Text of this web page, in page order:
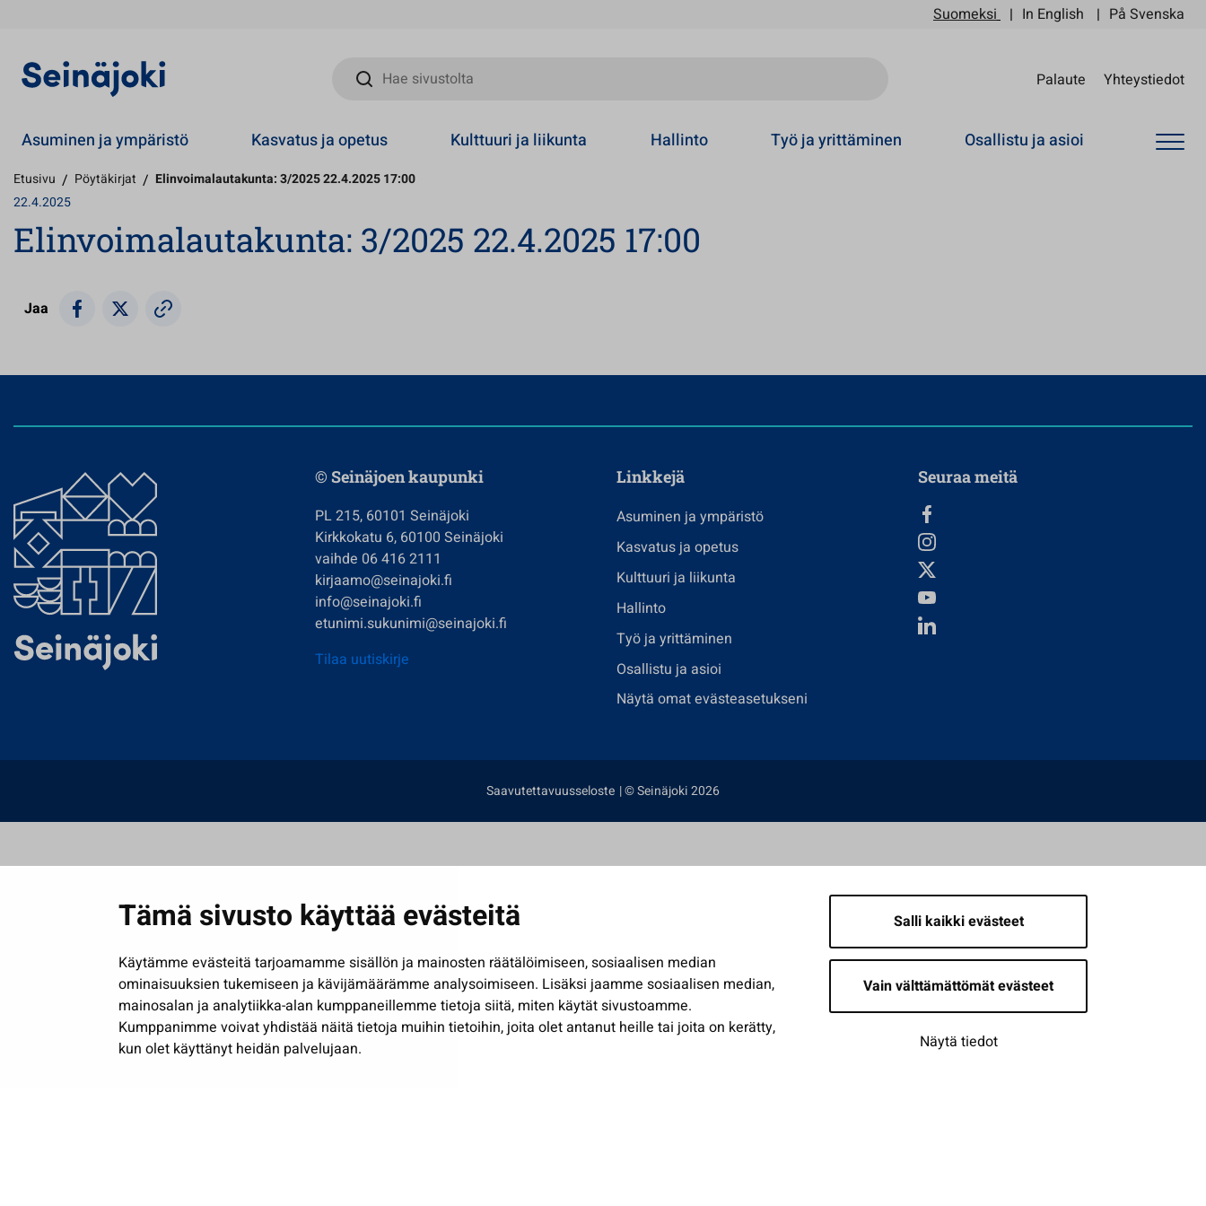
Tämä sivusto käyttää evästeitä
Käytämme evästeitä tarjoamamme sisällön ja mainosten räätälöimiseen, sosiaalisen median
ominaisuuksien tukemiseen ja kävijämäärämme analysoimiseen. Lisäksi jaamme sosiaalisen median,
mainosalan ja analytiikka-alan kumppaneillemme tietoja siitä, miten käytät sivustoamme.
Kumppanimme voivat yhdistää näitä tietoja muihin tietoihin, joita olet antanut heille tai joita on kerätty,
kun olet käyttänyt heidän palvelujaan.
Salli kaikki evästeet
Vain välttämättömät evästeet
Näytä tiedot
Suomeksi In English På Svenska
Hae sivustolta
Palaute Yhteystiedot
Asuminen ja ympäristö Kasvatus ja opetus Kulttuuri ja liikunta Hallinto Työ ja yrittäminen Osallistu ja asioi
Etusivu / Pöytäkirjat / Elinvoimalautakunta: 3/2025 22.4.2025 17:00
22.4.2025
Elinvoimalautakunta: 3/2025 22.4.2025 17:00
Jaa
© Seinäjoen kaupunki
PL 215, 60101 Seinäjoki
Kirkkokatu 6, 60100 Seinäjoki
vaihde 06 416 2111
kirjaamo@seinajoki.fi
info@seinajoki.fi
etunimi.sukunimi@seinajoki.fi
Tilaa uutiskirje
Linkkejä
Asuminen ja ympäristö
Kasvatus ja opetus
Kulttuuri ja liikunta
Hallinto
Työ ja yrittäminen
Osallistu ja asioi
Näytä omat evästeasetukseni
Seuraa meitä
Saavutettavuusseloste | © Seinäjoki 2026